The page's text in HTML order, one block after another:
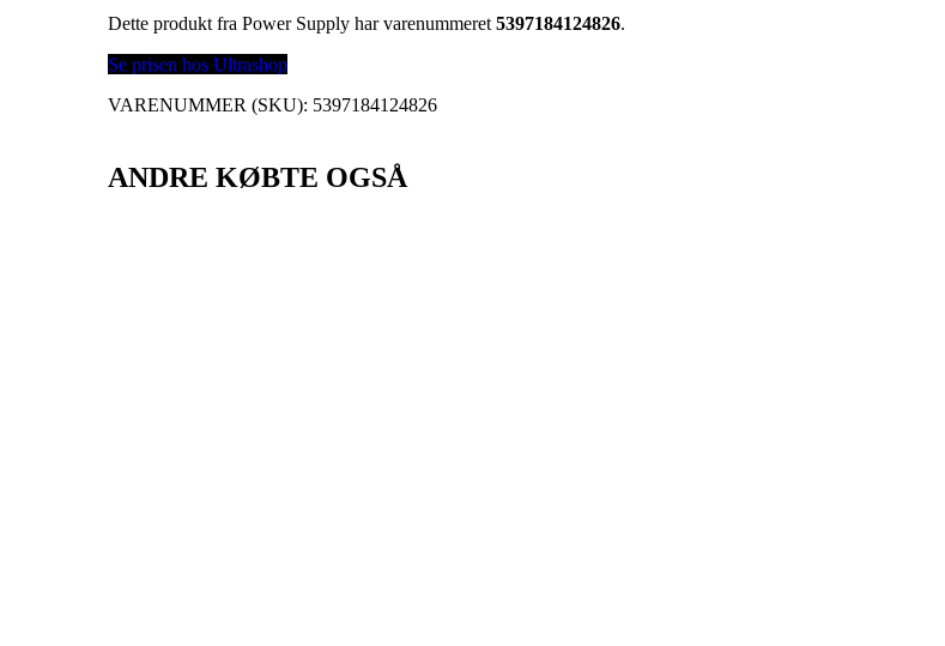
Dette produkt fra Power Supply har varenummeret5397184124826.
Se prisen hos Ultrashop
VARENUMMER (SKU): 5397184124826
ANDRE KØBTE OGSÅ